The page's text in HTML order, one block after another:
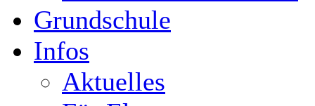
Grundschule
Infos
Aktuelles